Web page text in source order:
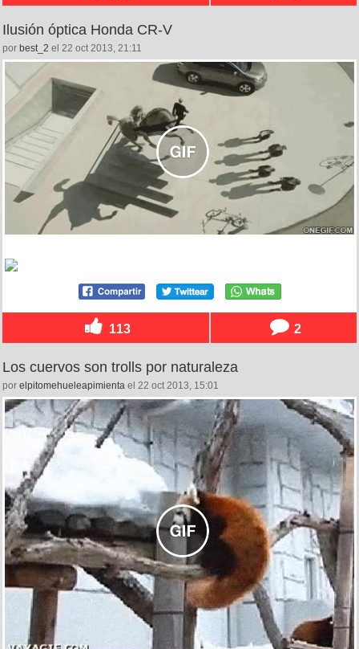
Ilusión óptica Honda CR-V
por best_2 el 22 oct 2013, 21:11
113 2
Los cuervos son trolls por naturaleza
por elpitomehueleapimienta el 22 oct 2013, 15:01